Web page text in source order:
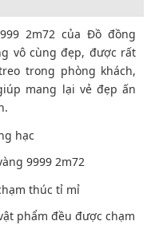
2m72 của Đồ đồng
vô cùng đẹp, được rất
trong phòng khách,
mang lại vẻ đẹp ấn
9999 2m72
phẩm đều được chạm